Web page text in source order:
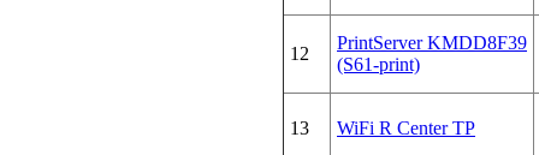
12
PrintServer KMDD8F39
(S61-print)
13 WiFi R Center TP